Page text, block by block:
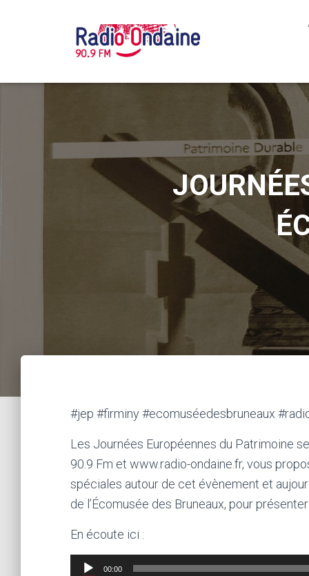
#jep #firminy #ecomuséedesbruneaux
Les Journées Européennes du Patrimoine
90.9 Fm et www.radio-ondaine.fr, vous
spéciales autour de cet évènement et
de l’Écomusée des Bruneaux, pour
En écoute ici :
Lecteur00:00